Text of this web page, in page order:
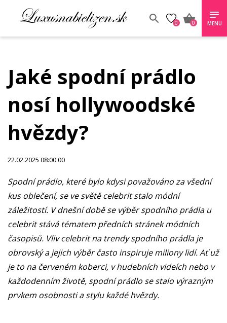
0 0 MENU
Jaké spodní prádlo
nosí hollywoodské
hvězdy?
22.02.2025 08:00:00
Spodní prádlo, které bylo kdysi považováno za všední
kus oblečení, se ve světě celebrit stalo módní
záležitostí. V dnešní době se výběr spodního prádla u
celebrit stává tématem předních stránek módních
časopisů. Vliv celebrit na trendy spodního prádla je
obrovský a jejich výběr často inspiruje miliony lidí. Ať už
je to na červeném koberci, v hudebních videích nebo v
každodenním životě, spodní prádlo se stalo výrazným
prvkem osobnosti a stylu každé hvězdy.